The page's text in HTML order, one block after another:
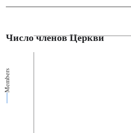
Число членов Церкви
Members